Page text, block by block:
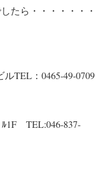
たら・・・・・・・
TEL：0465-49-0709
ﾙ1F TEL:046-837-